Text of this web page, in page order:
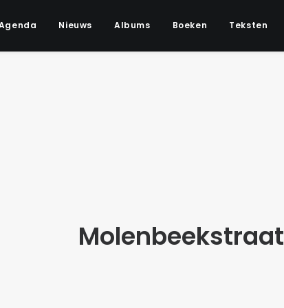
Nieuws Albums Boeken Teksten
Molenbeekstraat